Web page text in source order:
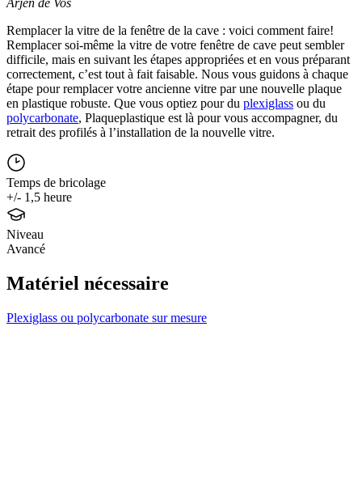
Remplacer la vitre de la fenêtre de la cave : voici comment faire!
Remplacer soi-même la vitre de votre fenêtre de cave peut sembler
difficile, mais en suivant les étapes appropriées et en vous préparant
correctement, c’est tout à fait faisable. Nous vous guidons à chaque
étape pour remplacer votre ancienne vitre par une nouvelle plaque
en plastique robuste. Que vous optiez pour du plexiglass ou du
polycarbonate, Plaqueplastique est là pour vous accompagner, du
retrait des profilés à l’installation de la nouvelle vitre.
Temps de bricolage
+/- 1,5 heure
Niveau
Avancé
Matériel nécessaire
Plexiglass ou polycarbonate sur mesure